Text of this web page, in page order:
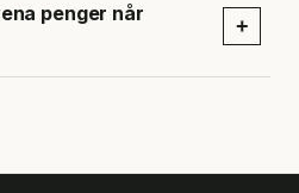
penger når
+